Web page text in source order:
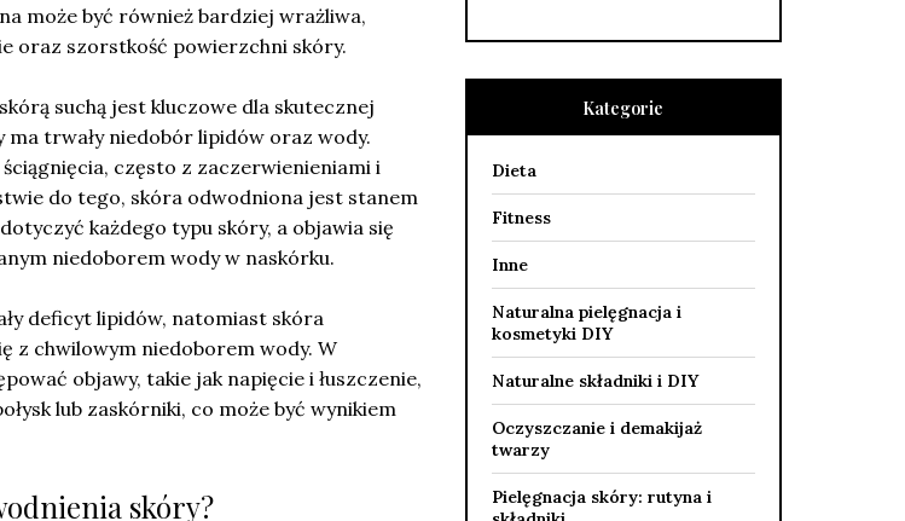
może być również bardziej wrażliwa,
oraz szorstkość powierzchni skóry.
suchą jest kluczowe dla skutecznej
trwały niedobór lipidów oraz wody.
często z zaczerwienieniami i
do tego, skóra odwodniona jest stanem
każdego typu skóry, a objawia się
niedoborem wody w naskórku.
deficyt lipidów, natomiast skóra
z chwilowym niedoborem wody. W
objawy, takie jak napięcie i łuszczenie,
lub zaskórniki, co może być wynikiem
skóry?
Kategorie
Dieta
Fitness
Inne
Naturalna pielęgnacja i
kosmetyki DIY
Naturalne składniki i DIY
Oczyszczanie i demakijaż
twarzy
Pielęgnacja skóry: rutyna i